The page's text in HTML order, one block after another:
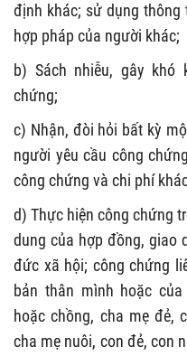
định khác; sử dụng
hợp pháp của người khác;
b) Sách nhiễu, gây khó
chứng;
c) Nhận, đòi hỏi bất kỳ
người yêu cầu công
công chứng và chi phí
d) Thực hiện công chứng
dung của hợp đồng, giao
đức xã hội; công chứng
bản thân mình hoặc
hoặc chồng, cha mẹ đẻ,
cha mẹ nuôi, con đẻ, con